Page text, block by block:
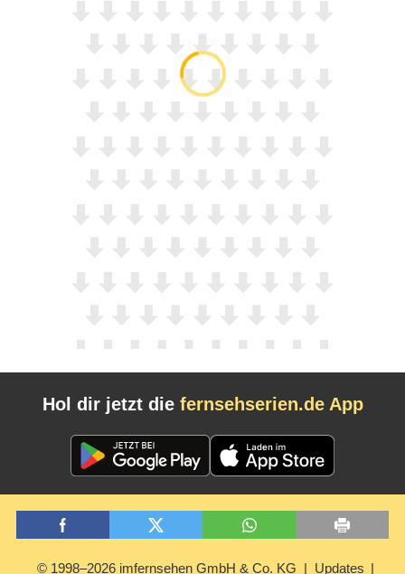
Hol dir jetzt die fernsehserien.de App
© 1998–2026 imfernsehen GmbH & Co. KG Updates